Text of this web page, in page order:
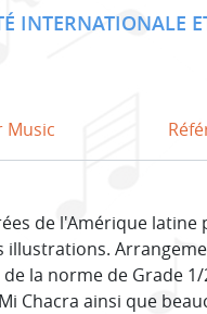
INTERNATIONALE
Music
de l'Amérique
illustrations.
la norme de Grade
Chacra ainsi que